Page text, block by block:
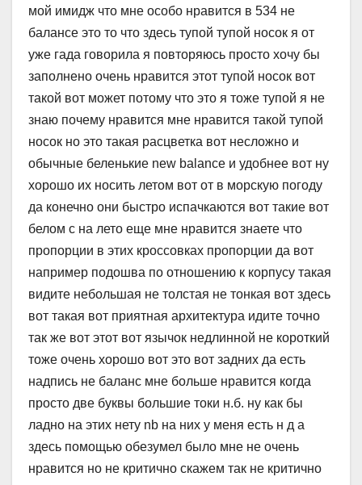
мой имидж что мне особо нравится в 534 не
балансе это то что здесь тупой тупой носок я от
уже гада говорила я повторяюсь просто хочу бы
заполнено очень нравится этот тупой носок вот
такой вот может потому что это я тоже тупой я не
знаю почему нравится мне нравится такой тупой
носок но это такая расцветка вот несложно и
обычные беленькие new balance и удобнее вот ну
хорошо их носить летом вот от в морскую погоду
да конечно они быстро испачкаются вот такие вот
белом с на лето еще мне нравится знаете что
пропорции в этих кроссовках пропорции да вот
например подошва по отношению к корпусу такая
видите небольшая не толстая не тонкая вот здесь
вот такая вот приятная архитектура идите точно
так же вот этот вот язычок недлинной не короткий
тоже очень хорошо вот это вот задних да есть
надпись не баланс мне больше нравится когда
просто две буквы большие токи н.б. ну как бы
ладно на этих нету nb на них у меня есть н д а
здесь помощью обезумел было мне не очень
нравится но не критично скажем так не критично